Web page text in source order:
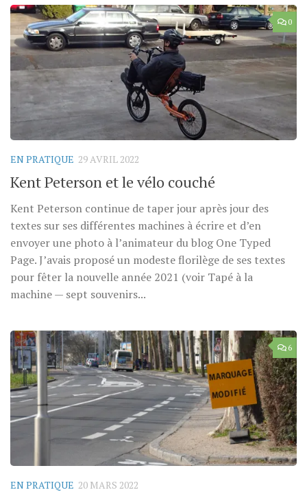
0
EN PRATIQUE 29 AVRIL 2022
Kent Peterson et le vélo couché
Kent Peterson continue de taper jour après jour des
textes sur ses différentes machines à écrire et d’en
envoyer une photo à l’animateur du blog One Typed
Page. J’avais proposé un modeste florilège de ses textes
pour fêter la nouvelle année 2021 (voir Tapé à la
machine — sept souvenirs...
6
EN PRATIQUE 20 MARS 2022